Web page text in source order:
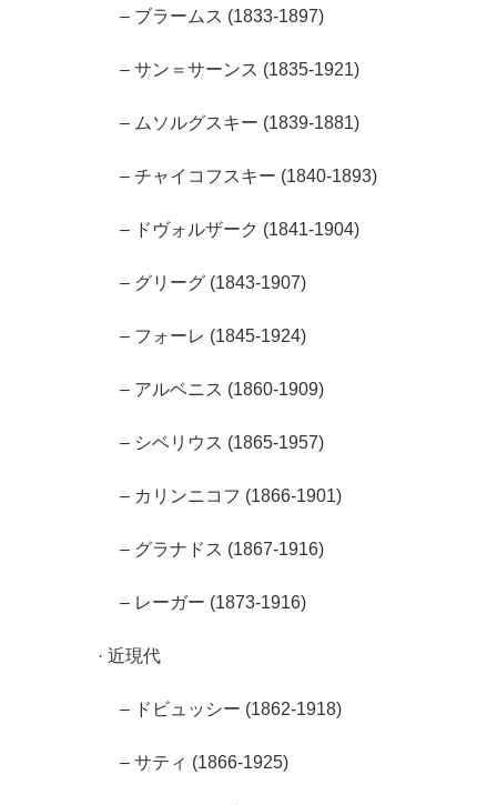
– ブラームス (1833-1897)
– サン＝サーンス (1835-1921)
– ムソルグスキー (1839-1881)
– チャイコフスキー (1840-1893)
– ドヴォルザーク (1841-1904)
– グリーグ (1843-1907)
– フォーレ (1845-1924)
– アルベニス (1860-1909)
– シベリウス (1865-1957)
– カリンニコフ (1866-1901)
– グラナドス (1867-1916)
– レーガー (1873-1916)
· 近現代
– ドビュッシー (1862-1918)
– サティ (1866-1925)